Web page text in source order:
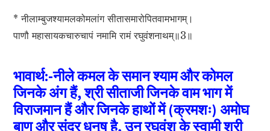
* नीलाम्बुजश्यामलकोमलांग सीतासमारोपितवामभागम्‌।
पाणौ महासायकचारुचापं नमामि रामं रघुवंशनाथम्‌॥3॥
भावार्थ:-नीले कमल के समान श्याम और कोमल
जिनके अंग हैं, श्री सीताजी जिनके वाम भाग में
विराजमान हैं और जिनके हाथों में (क्रमशः) अमोघ
बाण और सुंदर धनुष है, उन रघुवंश के स्वामी श्री